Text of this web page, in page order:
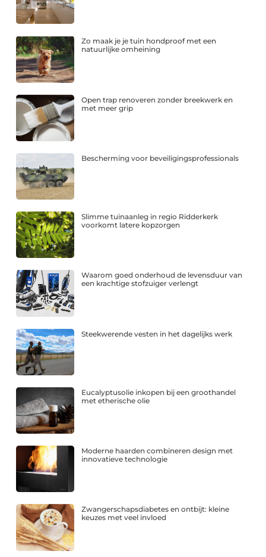
Zo maak je je tuin hondproof met een
natuurlijke omheining
Open trap renoveren zonder breekwerk en
met meer grip
Bescherming voor beveiligingsprofessionals
Slimme tuinaanleg in regio Ridderkerk
voorkomt latere kopzorgen
Waarom goed onderhoud de levensduur van
een krachtige stofzuiger verlengt
Steekwerende vesten in het dagelijks werk
Eucalyptusolie inkopen bij een groothandel
met etherische olie
Moderne haarden combineren design met
innovatieve technologie
Zwangerschapsdiabetes en ontbijt: kleine
keuzes met veel invloed